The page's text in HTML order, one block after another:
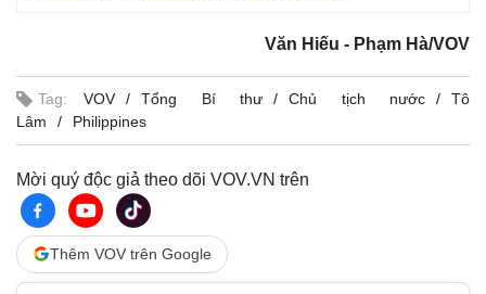
Văn Hiếu - Phạm Hà/VOV
Tag: VOV Tổng Bí thư Chủ tịch nước
Tô
Lâm
Philippines
Mời quý độc giả theo dõi VOV.VN trên
Thêm VOV trên Google